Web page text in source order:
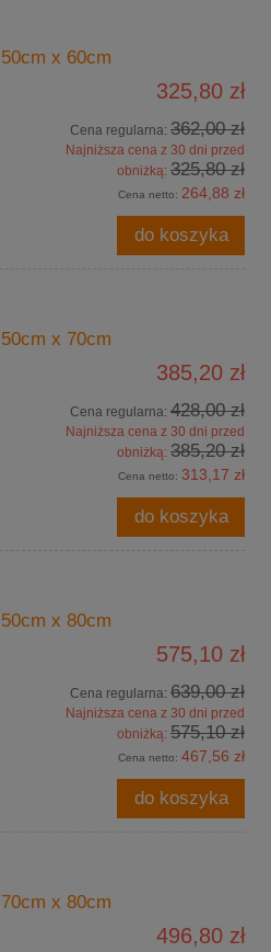
x 60cm
325,80 zł
Cena regularna: 362,00 zł
Najniższa cena z 30 dni przed
obniżką: 325,80 zł
Cena netto: 264,88 zł
do koszyka
x 70cm
385,20 zł
Cena regularna: 428,00 zł
Najniższa cena z 30 dni przed
obniżką: 385,20 zł
Cena netto: 313,17 zł
do koszyka
x 80cm
575,10 zł
Cena regularna: 639,00 zł
Najniższa cena z 30 dni przed
obniżką: 575,10 zł
Cena netto: 467,56 zł
do koszyka
x 80cm
496,80 zł